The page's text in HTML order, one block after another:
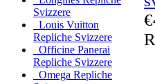
Svizzere
Louis Vuitton
Repliche Svizzere
Officine Panerai
Repliche Svizzere
Omega Repliche